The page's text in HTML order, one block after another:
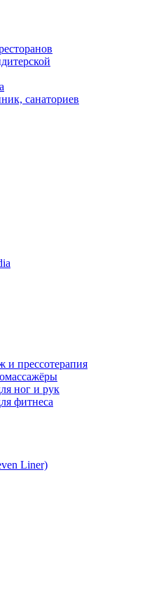
санаториев
и прессотерапия
ног и рук
фитнеса
Liner)